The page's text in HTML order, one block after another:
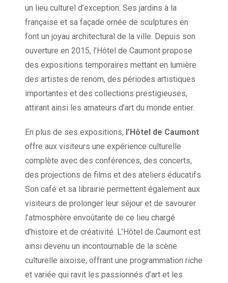
un lieu culturel d’exception. Ses jardins à la
française et sa façade ornée de sculptures en
font un joyau architectural de la ville. Depuis son
ouverture en 2015, l’Hôtel de Caumont propose
des expositions temporaires mettant en lumière
des artistes de renom, des périodes artistiques
importantes et des collections prestigieuses,
attirant ainsi les amateurs d’art du monde entier.
En plus de ses expositions, l’Hôtel de Caumont
offre aux visiteurs une expérience culturelle
complète avec des conférences, des concerts,
des projections de films et des ateliers éducatifs.
Son café et sa librairie permettent également aux
visiteurs de prolonger leur séjour et de savourer
l’atmosphère envoûtante de ce lieu chargé
d’histoire et de créativité. L’Hôtel de Caumont est
ainsi devenu un incontournable de la scène
culturelle aixoise, offrant une programmation riche
et variée qui ravit les passionnés d’art et les